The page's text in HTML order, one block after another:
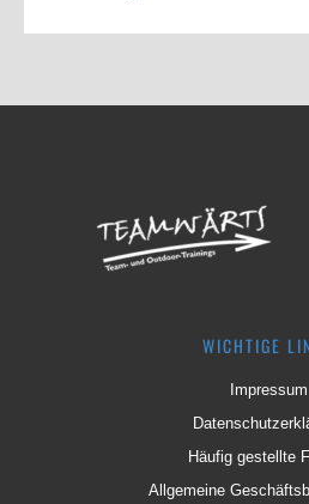
WICHTIGE
Impressum
Häufig gestellte
Allgemeine